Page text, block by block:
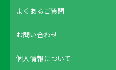
よくあるご質問
お問い合わせ
個人情報について